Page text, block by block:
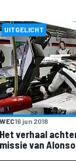
UITGELICHT
WEC16 jun 2018
Het verhaal
missie van Alonso